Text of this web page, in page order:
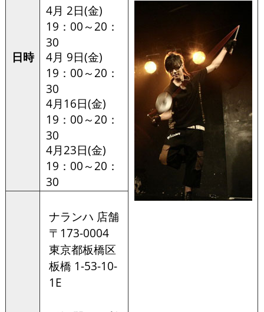
日時
4月 2日(金)
19：00～20：
30
4月 9日(金)
19：00～20：
30
4月16日(金)
19：00～20：
30
4月23日(金)
19：00～20：
30
ナランハ 店舗
〒173-0004
東京都板橋区
板橋 1-53-10-
1E